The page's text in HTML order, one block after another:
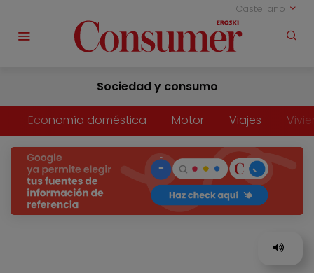
Castellano
Sociedad y consumo
Economía doméstica Motor Viajes